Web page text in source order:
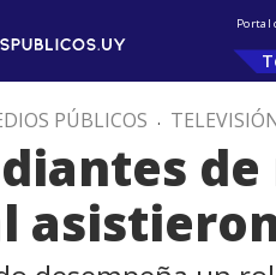
Portal
PÚBLICOS .